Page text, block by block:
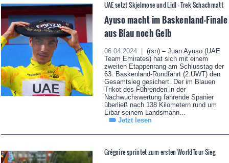
UAE setzt Skjelmose und Lidl – Trek Schachmatt
Ayuso macht im Baskenland-Finale
aus Blau noch Gelb
06.04.2024 |
(rsn) – Juan Ayuso (UAE
Team Emirates) hat sich mit einem
zweiten Etappenrang am Schlusstag der
63. Baskenland-Rundfahrt (2.UWT) den
Gesamtsieg gesichert. Der im Blauen
Trikot des Führenden in der
Nachwuchswertung fahrende Spanier
überließ nach 138 Kilometern rund um
Eibar seinem Landsmann...
Jetzt lesen
Grégoire sprintet zum ersten WorldTour-Sieg